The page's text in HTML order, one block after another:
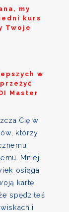
my
kurs
Twoje
w
Master
Cię w
którzy
Mniej
osiąga
kartę
spędziłeś
i